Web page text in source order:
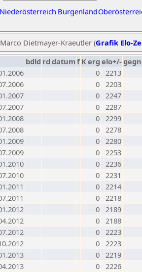
Niederösterreich Burgenland
Dietmayer-Kraeutler (Grafik Elo-
bdld rd datumf Kerg elo+/-
0 2213
0 2203
0 2247
0 2287
0 2299
0 2278
0 2280
0 2253
0 2236
0 2231
0 2214
0 2218
0 2189
0 2188
0 2223
0 2223
0 2219
0 2226